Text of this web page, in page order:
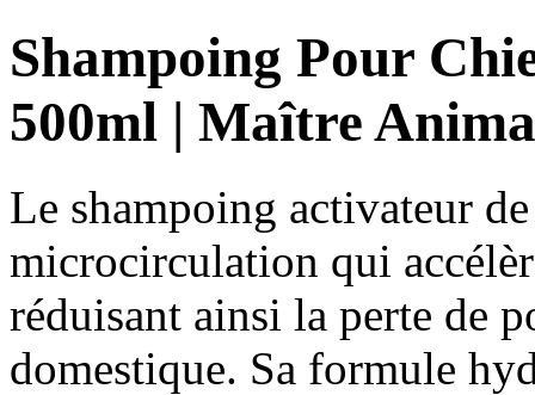
Shampoing Pour
500ml | Maître
Le shampoing activateur
microcirculation qui
réduisant ainsi la perte de
domestique. Sa formule